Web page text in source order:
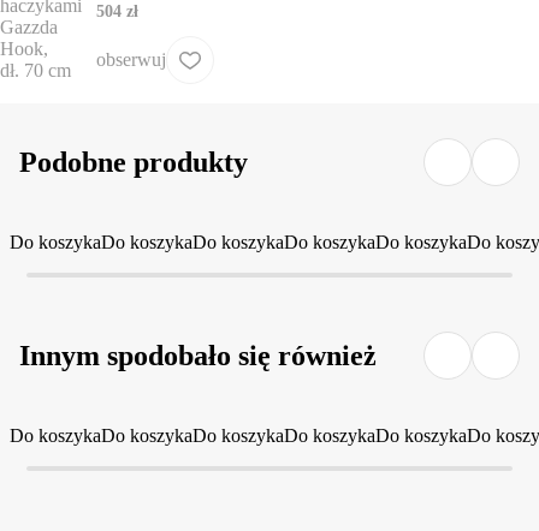
504 zł
obserwuj
Podobne produkty
Do koszykaDo koszykaDo koszykaDo koszykaDo koszykaDo
Innym spodobało się również
Do koszykaDo koszykaDo koszykaDo koszykaDo koszykaDo